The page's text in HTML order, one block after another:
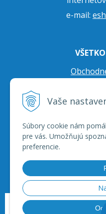
Vaše
Súbory cookie nám
pre vás. Umožňujú
preferencie.
e-mail:
© 2026 JJ Moto - skútre,